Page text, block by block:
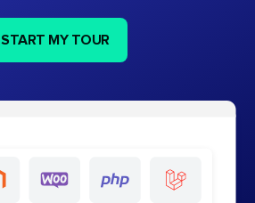
START MY TOUR